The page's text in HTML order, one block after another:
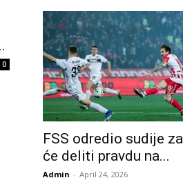
0
FSS odredio sudije
će deliti pravdu na...
Admin - April 24, 2026